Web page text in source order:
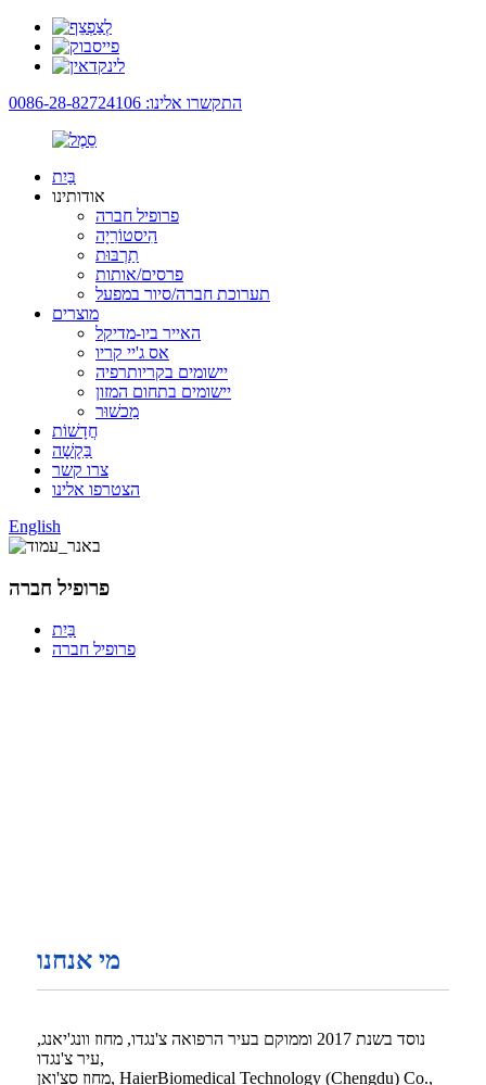
התקשרו אלינו: 0086-28-82724106
בַּיִת
אודותינו
פרופיל חברה
הִיסטוֹרִיָה
תַרְבּוּת
פרסים/אותות
תערוכת חברה/סיור במפעל
מוצרים
האייר ביו-מדיקל
אס ג'יי קריו
יישומים בקריותרפיה
יישומים בתחום המזון
מִכשׁוּר
חֲדָשׁוֹת
בַּקָשָׁה
צרו קשר
הצטרפו אלינו
English
פרופיל חברה
בַּיִת
פרופיל חברה
מי אנחנו
נוסד בשנת 2017 וממוקם בעיר הרפואה צ'נגדו, מחוז וונג'יאנג,
עיר צ'נגדו,
מחוז סצ'ואן, HaierBiomedical Technology (Chengdu) Co.,